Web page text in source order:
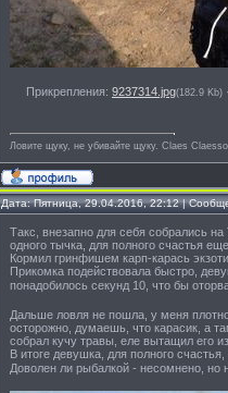
Прикрепления: 9237314.jpg(182.9 Kb)
Ловите щуку, не убивайте щуку. Сlaes
Дата: Пятница, 29.04.2016, 22:12 |
Такс, внезапно для себя собрались
одного тычка, для полного счастья
Кормил гринфишем карп-карась
Прикомка подействовала быстро,
понадобилось секунд 10, что бы
Дальше ловля не пошла, у меня
осторожно, думаешь, что карасик, а
собрал кучу травы, еле вытащил его
В итоге девушка, для полного
Доволен ли рыбалкой - несомнено,